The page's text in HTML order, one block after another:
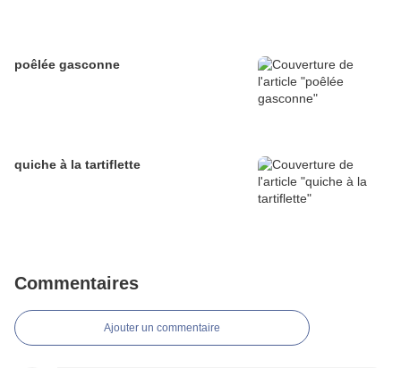
poêlée gasconne
quiche à la tartiflette
Commentaires
Ajouter un commentaire